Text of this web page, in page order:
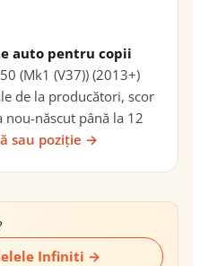
auto pentru copii
(Mk1 (V37)) (2013+)
de la producători, scor
nou-născut până la 12
sau poziție →
Infiniti →